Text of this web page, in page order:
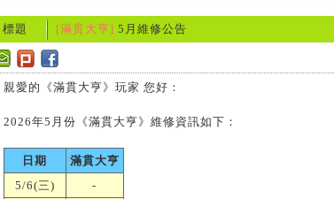
標題 [滿貫大亨] 5月維修公告
親愛的《滿貫大亨》玩家 您好：
2026年5月份《滿貫大亨》維修資訊如下：
日期
滿貫大亨
5/6(三)
-